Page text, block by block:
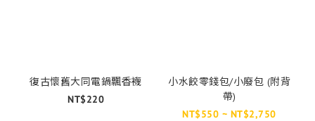
復古懷舊大同電鍋飄香襪
NT$220
小水餃零錢包/小廢包 (附背
帶)
NT$550 ~ NT$2,750